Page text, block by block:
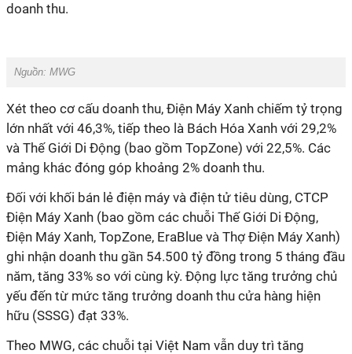
doanh thu.
Nguồn: MWG
Xét theo cơ cấu doanh thu, Điện Máy Xanh chiếm tỷ trọng
lớn nhất với 46,3%, tiếp theo là Bách Hóa Xanh với 29,2%
và Thế Giới Di Động (bao gồm TopZone) với 22,5%. Các
mảng khác đóng góp khoảng 2% doanh thu.
Đối với khối bán lẻ điện máy và điện tử tiêu dùng, CTCP
Điện Máy Xanh (bao gồm các chuỗi Thế Giới Di Động,
Điện Máy Xanh, TopZone, EraBlue và Thợ Điện Máy Xanh)
ghi nhận doanh thu gần 54.500 tỷ đồng trong 5 tháng đầu
năm, tăng 33% so với cùng kỳ. Động lực tăng trưởng chủ
yếu đến từ mức tăng trưởng doanh thu cửa hàng hiện
hữu (SSSG) đạt 33%.
Theo MWG, các chuỗi tại Việt Nam vẫn duy trì tăng